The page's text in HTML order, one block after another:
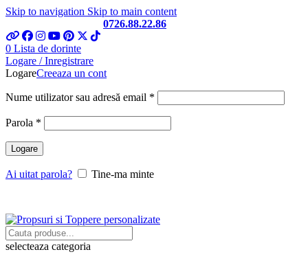
Skip to navigation Skip to main content
0726.88.22.86
0 Lista de dorinte
Logare / Inregistrare
LogareCreeaza un cont
Nume utilizator sau adresă email *
Parola *
Logare
Ai uitat parola? Tine-ma minte
selecteaza categoria